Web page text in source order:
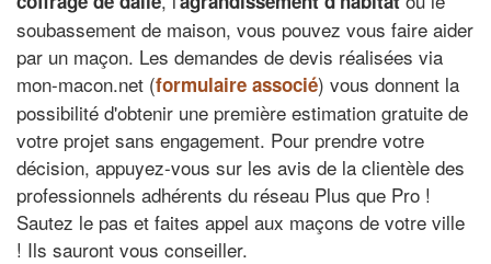
soubassement de maison, vous pouvez vous faire aider
par un maçon. Les demandes de devis réalisées via
mon-macon.net (formulaire associé) vous donnent la
possibilité d'obtenir une première estimation gratuite de
votre projet sans engagement. Pour prendre votre
décision, appuyez-vous sur les avis de la clientèle des
professionnels adhérents du réseau Plus que Pro !
Sautez le pas et faites appel aux maçons de votre ville
! Ils sauront vous conseiller.